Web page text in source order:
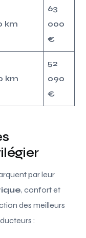
km
63
000
€
km
52
090
€
par leur
, confort et
des meilleurs
: